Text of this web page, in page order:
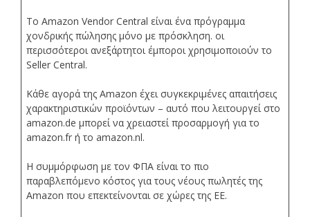
Το Amazon Vendor Central είναι ένα πρόγραμμα
χονδρικής πώλησης μόνο με πρόσκληση. οι
περισσότεροι ανεξάρτητοι έμποροι χρησιμοποιούν το
Seller Central.
Κάθε αγορά της Amazon έχει συγκεκριμένες απαιτήσεις
χαρακτηριστικών προϊόντων – αυτό που λειτουργεί στο
amazon.de μπορεί να χρειαστεί προσαρμογή για το
amazon.fr ή το amazon.nl.
Η συμμόρφωση με τον ΦΠΑ είναι το πιο
παραβλεπόμενο κόστος για τους νέους πωλητές της
Amazon που επεκτείνονται σε χώρες της ΕΕ.